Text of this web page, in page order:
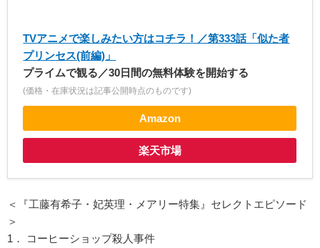
TVアニメで楽しみたい方はコチラ！／第333話「似た者
プリンセス(前編)」
プライムで観る／30日間の無料体験を開始する
(価格・在庫状況は記事公開時点のものです)
Amazon
楽天市場
＜『工藤有希子・妃英理・メアリー特集』セレクトエピソード
＞
1． コーヒーショップ殺人事件